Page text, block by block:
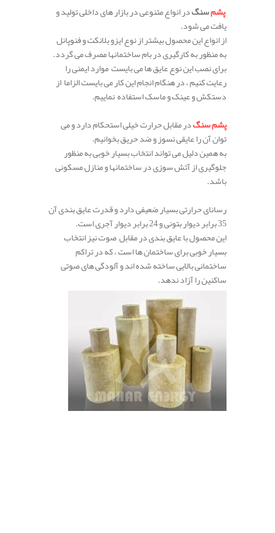
پشمسنگدر انواع متنوعی در بازار های داخلی تولید و
یافت می شود.
از انواع این محصول بیشتر از نوع ایزو بلانکت و فنوپانل
به منظور به کارگیری در بام ساختمانها مصرف می گردد.
برای نصب این نوع عایق ها می بایست موارد ایمنی را
رعایت کنیم ، در هنگام انجام این کار می بایست الزاما از
دستکش و عینک و ماسک استفاده نماییم.
پشم سنگدر مقابل حرارت خیلی استحکام دارد و می
توان آن را عایقی نسوز و ضد حریق بخوانیم.
به همین دلیل می تواند انتخاب بسیار خوبی به منظور
جلوگیری از آتش سوزی در ساختمانها و منازل مسکونی
باشد.
رسانای حرارتی بسیار ضعیفی دارد و قدرت عایق بندی آن
35 برابر دیوار بتونی و 24 برابر دیوار آجری است.
این محصول با عایق بندی در مقابل صوت نیز انتخاب
بسیار خوبی برای ساختمان ها است ، که در تراکم
ساختمانی بالایی ساخته شده اند و آلودگی های صوتی
ساکنین را آزاد ندهد.